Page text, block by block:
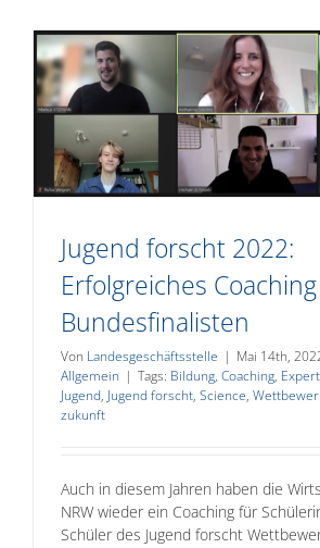
Jugend forscht 2022:
Erfolgreiches
Bundesfinalisten
Von Landesgeschäftsstelle | Mai 14th,
Allgemein | Tags: Bildung, Coaching,
Jugend, Jugend forscht, Science,
zukunft
Auch in diesem Jahren haben die
NRW wieder ein Coaching für
Schüler des Jugend forscht